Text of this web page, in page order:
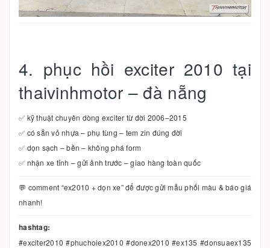
4. phục hồi exciter 2010 tại
thaivinhmotor – đà nẵng
✅ kỹ thuật chuyên dòng exciter từ đời 2006–2015
✅ có sẵn vỏ nhựa – phụ tùng – tem zin đúng đời
✅ dọn sạch – bền – không phá form
✅ nhận xe tỉnh – gửi ảnh trước – giao hàng toàn quốc
💬 comment “ex2010 + dọn xe” để được gửi mẫu phối màu & báo giá
nhanh!
hashtag:
#exciter2010 #phuchoiex2010 #donex2010 #ex135 #donsuaex135